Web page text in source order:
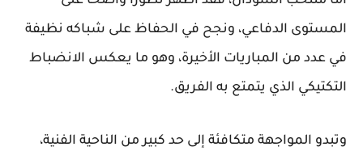
المستوى الدفاعي، ونجح في الحفاظ على شباكه نظيفة
في عدد من المباريات الأخيرة، وهو ما يعكس الانضباط
التكتيكي الذي يتمتع به الفريق.
وتبدو المواجهة متكافئة إلى حد كبير من الناحية الفنية،